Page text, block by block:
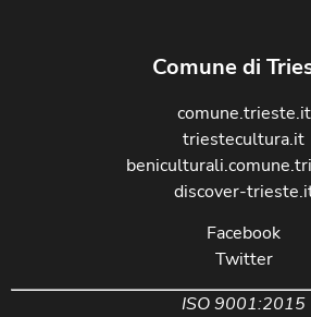
Comune di
comune.trieste.it
triestecultura.it
discover-
Facebook
Twitter
ISO 9001:2015